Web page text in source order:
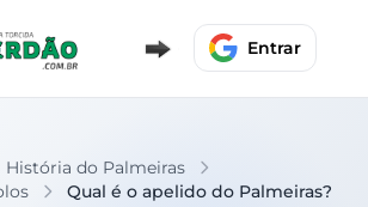
Entrar
História do Palmeiras
Qual é o apelido do Palmeiras?